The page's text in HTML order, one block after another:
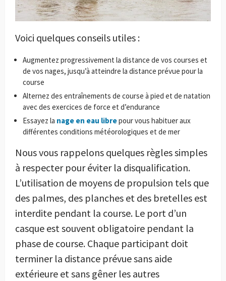
Voici quelques conseils utiles :
Augmentez progressivement la distance de vos courses et
de vos nages, jusqu’à atteindre la distance prévue pour la
course
Alternez des entraînements de course à pied et de natation
avec des exercices de force et d’endurance
Essayez la nage en eau librepour vous habituer aux
différentes conditions météorologiques et de mer
Nous vous rappelons quelques règles simples
à respecter pour éviter la disqualification.
L’utilisation de moyens de propulsion tels que
des palmes, des planches et des bretelles est
interdite pendant la course. Le port d’un
casque est souvent obligatoire pendant la
phase de course. Chaque participant doit
terminer la distance prévue sans aide
extérieure et sans gêner les autres